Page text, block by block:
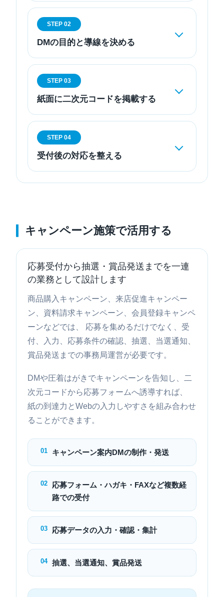
STEP 02
DMの目的と導線を決める
STEP 03
紙面に二次元コードを掲載する
STEP 04
受付後の対応を整える
キャンペーン施策で活用する
応募受付から抽選・賞品発送までを一連
の業務として設計します
商品購入キャンペーン、来店促進キャンペー
ン、資料請求キャンペーン、会員登録キャンペ
ーンなどでは、 応募を集めるだけでなく、受
付、入力、応募条件の確認、抽選、当選通知、
賞品発送までの事務局運営が必要です。
DMや圧着はがきでキャンペーンを告知し、二
次元コードから応募フォームへ誘導すれば、
紙の到達力とWebの入力しやすさを組み合わせ
ることができます。
01 キャンペーン案内DMの制作・発送
02
応募フォーム・ハガキ・FAXなど複数経
路での受付
03 応募データの入力・確認・集計
04 抽選、当選通知、賞品発送